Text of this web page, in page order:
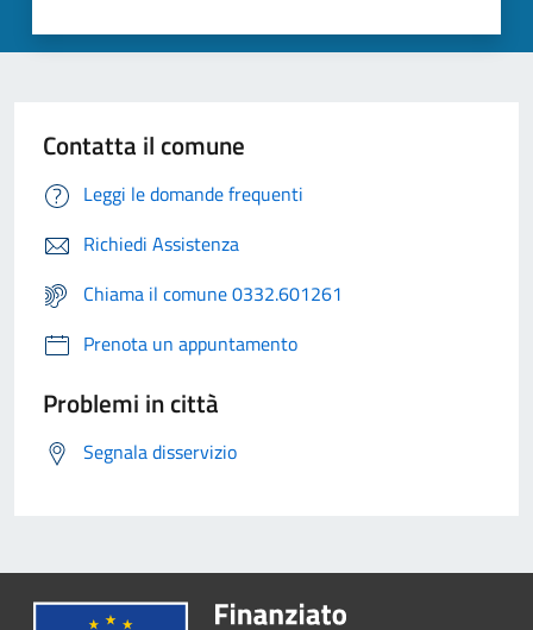
Contatta il comune
Leggi le domande frequenti
Richiedi Assistenza
Chiama il comune 0332.601261
Prenota un appuntamento
Problemi in città
Segnala disservizio